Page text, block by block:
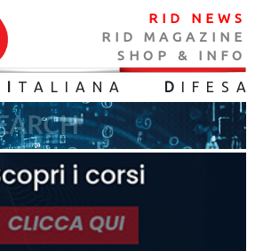
RID NEWS
RID MAGAZINE
SHOP & INFO
TALIANA D IFES A